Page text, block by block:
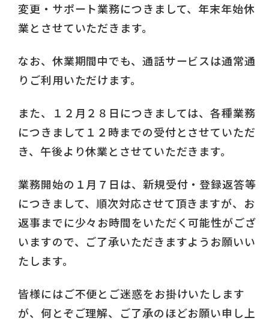
変更・サポート業務につきまして、年末年始休
業とさせていただきます。
なお、休業期間中でも、通話サービスは通常通
りご利用いただけます。
また、１２月２８日につきましては、各種業務
につきまして１２時までの受付とさせていただ
き、午後より休業とさせていただきます。
業務開始の１月７日は、新規受付・登録返答等
につきまして、順次対応させて頂きますが、お
返事までに少々お時間をいただく可能性がござ
いますので、ご了承いただきますようお願いい
たします。
皆様にはご不便とご迷惑をお掛けいたします
が、何とぞご理解、ご了承のほどお願い申し上